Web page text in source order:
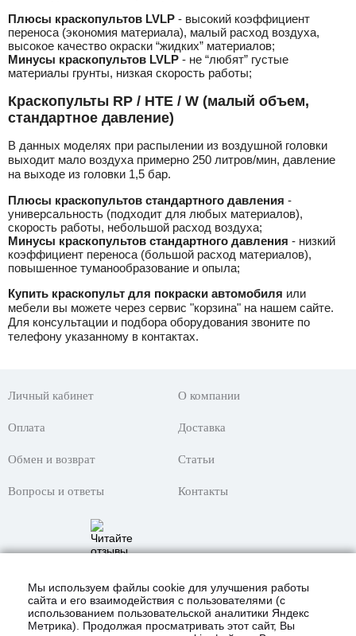
Плюсы краскопультов LVLP - высокий коэффициент
переноса (экономия материала), малый расход воздуха,
высокое качество окраски “жидких” материалов;
Минусы краскопультов LVLP - не “любят” густые
материалы грунты, низкая скорость работы;
Краскопульты RP / HTE / W (малый объем,
стандартное давление)
В данных моделях при распылении из воздушной головки
выходит мало воздуха примерно 250 литров/мин, давление
на выходе из головки 1,5 бар.
Плюсы краскопультов стандартного давления -
универсальность (подходит для любых материалов),
скорость работы, небольшой расход воздуха;
Минусы краскопультов стандартного давления - низкий
коэффициент переноса (большой расход материалов),
повышенное туманообразование и опыла;
Купить краскопульт для покраски автомобиля или
мебели вы можете через сервис "корзина" на нашем сайте.
Для консультации и подбора оборудования звоните по
телефону указанному в контактах.
Личный кабинет О компании
Оплата Доставка
Обмен и возврат Статьи
Вопросы и ответы Контакты
Мы используем файлы cookie для улучшения работы
сайта и его взаимодействия с пользователями (с
использованием пользовательской аналитики Яндекс
Метрика). Продолжая просматривать этот сайт, Вы